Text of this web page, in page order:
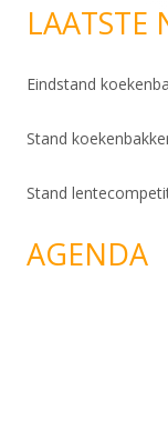
LAATSTE
Eindstand
Stand
Stand
AGENDA